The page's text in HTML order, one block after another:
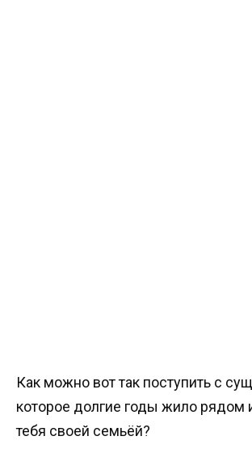
Как можно вот так поступить с
которое долгие годы жило рядом
тебя своей семьёй?